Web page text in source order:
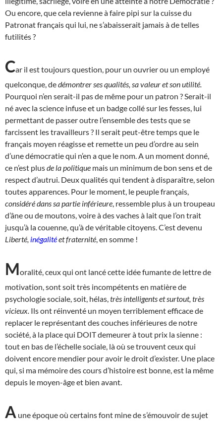
Ou encore, que cela revienne à faire pipi sur la cuisse du
Patronat français qui lui, ne s’abaisserait jamais à de telles
futilités ?
Car il est toujours question, pour un ouvrier ou un employé
quelconque, dedémontrer ses qualités, sa valeur et son utilité.
Pourquoi n’en serait-il pas de même pour un patron ? Serait-il
né avec la science infuse et un badge collé sur les fesses, lui
permettant de passer outre l’ensemble des tests que se
farcissent les travailleurs ? Il serait peut-être temps que le
français moyen réagisse et remette un peu d’ordre au sein
d’une démocratie qui n’en a que le nom. A un moment donné,
ce n’est plusde la politique mais un minimum de bon sens et de
respect d’autrui. Deux qualités qui tendent à disparaître, selon
toutes apparences. Pour le moment, le peuple français,
considéré dans sa partie inférieure , ressemble plus à un troupeau
d’âne ou de moutons, voire à des vaches à lait que l’on trait
jusqu’à la couenne, qu’à de véritable citoyens. C’est devenu
Liberté, inégalitéet fraternité , en somme !
Moralité, ceux qui ont lancé cette idée fumante de lettre de
motivation, sont soit très incompétents en matière de
psychologie sociale, soit, hélas, très intelligents et surtout, très
vicieux. Ils ont réinventé un moyen terriblement efficace de
replacer le représentant des couches inférieures de notre
société, à la place qui DOIT demeurer à tout prix la sienne :
tout en bas de l’échelle sociale, là où se trouvent ceux qui
doivent encore mendier pour avoir le droit d’exister. Une place
qui, si ma mémoire des cours d’histoire est bonne, est la même
depuis le moyen-âge et bien avant.
A une époque où certains font mine de s’émouvoir de sujet